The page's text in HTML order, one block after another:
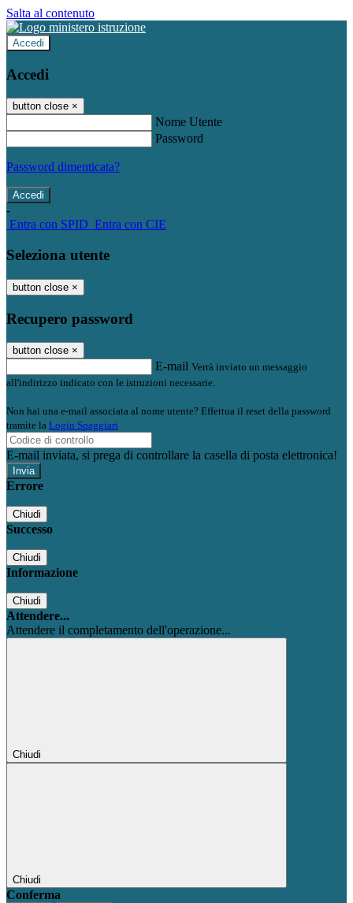
Salta al contenuto
Accedi
Accedi
button close ×
Nome Utente
Password
Password dimenticata?
-
Entra con SPID Entra con CIE
Seleziona utente
button close ×
Recupero password
button close ×
E-mail Verrà inviato un messaggio
all'indirizzo indicato con le istruzioni necessarie.
Non hai una e-mail associata al nome utente? Effettua il reset della password
tramite la Login Spaggiari
E-mail inviata, si prega di controllare la casella di posta elettronica!
Errore
Chiudi
Successo
Chiudi
Informazione
Chiudi
Attendere...
Attendere il completamento dell'operazione...
Chiudi
Chiudi
Conferma